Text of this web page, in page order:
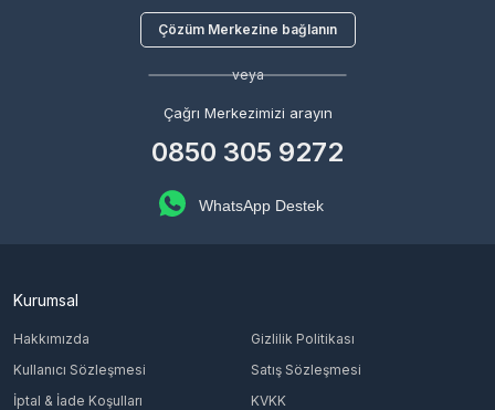
Çözüm Merkezine bağlanın
veya
Çağrı Merkezimizi arayın
0850 305 9272
WhatsApp Destek
Kurumsal
Hakkımızda
Gizlilik Politikası
Kullanıcı Sözleşmesi
Satış Sözleşmesi
İptal & İade Koşulları
KVKK